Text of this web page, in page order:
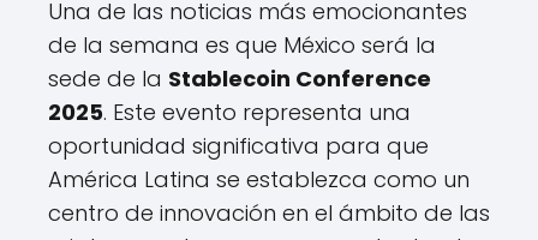
Una de las noticias más emocionantes
de la semana es que México será la
sede de la Stablecoin Conference
2025. Este evento representa una
oportunidad significativa para que
América Latina se establezca como un
centro de innovación en el ámbito de las